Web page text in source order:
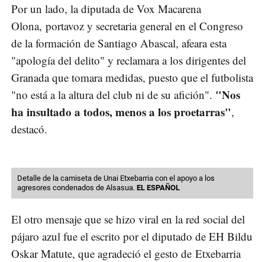
Por un lado, la diputada de Vox Macarena
Olona, portavoz y secretaria general en el Congreso
de la formación de Santiago Abascal, afeara esta
"apología del delito" y reclamara a los dirigentes del
Granada que tomara medidas, puesto que el futbolista
"no está a la altura del club ni de su afición". "Nos
ha insultado a todos, menos a los proetarras",
destacó.
Detalle de la camiseta de Unai Etxebarria con el apoyo a los
agresores condenados de Alsasua. EL ESPAÑOL
El otro mensaje que se hizo viral en la red social del
pájaro azul fue el escrito por el diputado de EH Bildu
Oskar Matute, que agradeció el gesto de Etxebarria